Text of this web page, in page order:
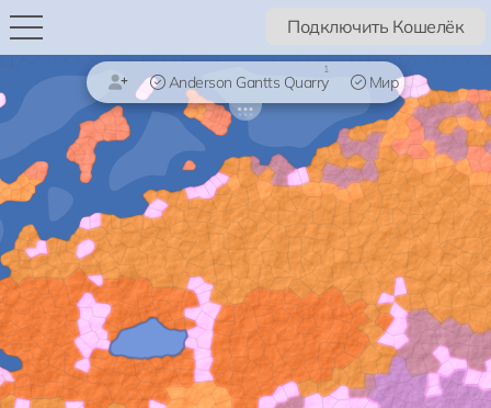
Подключить Кошелёк
Anderson Gantts Quarry
1
Мир